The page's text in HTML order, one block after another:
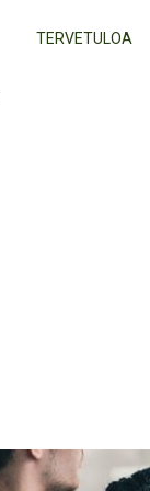
TERVETULOA